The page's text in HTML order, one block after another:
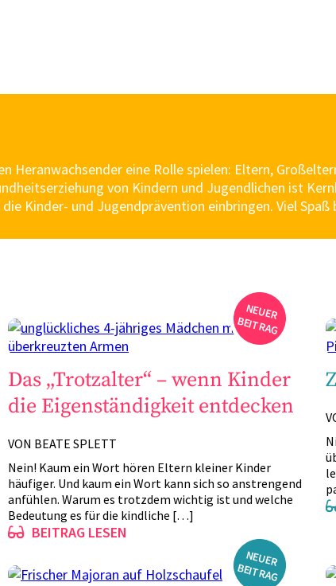
Heranwachsender eine Rolle spielen: Eltern,
von Kindern und Jugendlichen ist
Kinder- und Jugendprävention einbringen. Viel Spaß
Das „Trotzalter“ – wenn Kinder
die Eigenständigkeit entdecken
VON BEATE SPLETT
Nein! Kaum ein Wort hören Eltern kleiner Kinder
häufiger. Und kaum ein Wort kann sich so anstrengend
anfühlen. Warum es trotzdem wichtig ist und welche
Bedeutung es für die kindliche […]
BEITRAG LESEN
N
EU
ER
B
EIT
R
A
G
N
EU
ER
B
EIT
R
A
G